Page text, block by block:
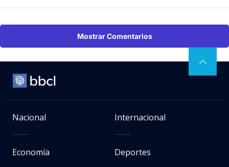
Mostrar Comentarios
Nacional Internacional
Economía Deportes